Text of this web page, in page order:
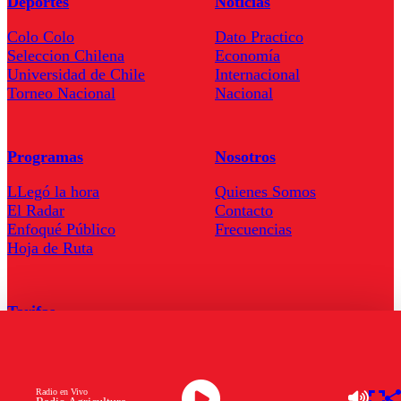
Radio en Vivo
Colo Colo
Seleccion Chilena
Universidad de Chile
Torneo Nacional
Dato Practico
Economía
Internacional
Nacional
Programas
LLegó la hora
El Radar
Enfoqué Público
Hoja de Ruta
Nosotros
Quienes Somos
Contacto
Frecuencias
Tarifas